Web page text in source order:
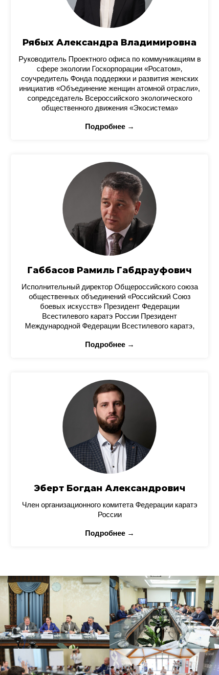
Рябых Александра Владимировна
Руководитель Проектного офиса по коммуникациям в
сфере экологии Госкорпорации «Росатом»,
соучредитель Фонда поддержки и развития женских
инициатив «Объединение женщин атомной отрасли»,
сопредседатель Всероссийского экологического
общественного движения «Экосистема»
Подробнее →
Габбасов Рамиль Габдрауфович
Исполнительный директор Общероссийского союза
общественных объединений «Российский Союз
боевых искусств» Президент Федерации
Всестилевого каратэ России Президент
Международной Федерации Всестилевого каратэ,
Подробнее →
Эберт Богдан Александрович
Член организационного комитета Федерации каратэ
России
Подробнее →